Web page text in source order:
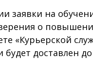
на
о
«Курьерской
доставлен